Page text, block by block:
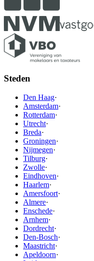
Steden
Den Haag·
Amsterdam·
Rotterdam·
Utrecht·
Breda·
Groningen·
Nijmegen·
Tilburg·
Zwolle·
Eindhoven·
Haarlem·
Amersfoort·
Almere·
Enschede·
Arnhem·
Dordrecht·
Den-Bosch·
Maastricht·
Apeldoorn·